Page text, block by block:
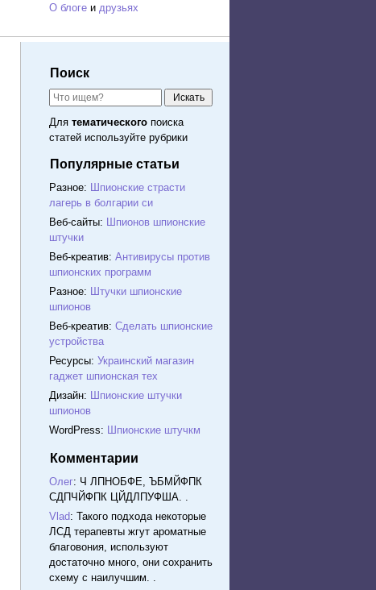
О блоге и друзьях
Поиск
Для тематического поиска
статей используйте рубрики
Популярные статьи
Разное: Шпионские страсти
лагерь в болгарии си
Веб-сайты: Шпионов шпионские
штучки
Веб-креатив: Антивирусы против
шпионских программ
Разное: Штучки шпионские
шпионов
Веб-креатив: Сделать шпионские
устройства
Ресурсы: Украинский магазин
гаджет шпионская тех
Дизайн: Шпионские штучки
шпионов
WordPress: Шпионские штучкм
Комментарии
Олег: Ч ЛПНОБФЕ, ЪБМЙФПК
СДПЧЙФПК ЦЙДЛПУФША. .
Vlad: Такого подхода некоторые
ЛСД терапевты жгут ароматные
благовония, используют
достаточно много, они сохранить
схему с наилучшим. .